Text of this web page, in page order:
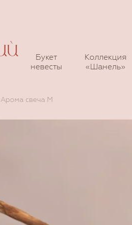
Букет
невесты
Коллекция
«Шанель»
Арома свеча M